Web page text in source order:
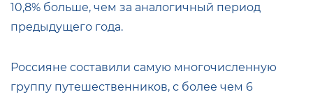
10,8% больше, чем за аналогичный период
предыдущего года.
Россияне составили самую многочисленную
группу путешественников, с более чем 6